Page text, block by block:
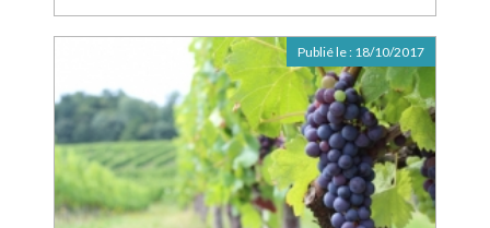
Publié le : 18/10/2017